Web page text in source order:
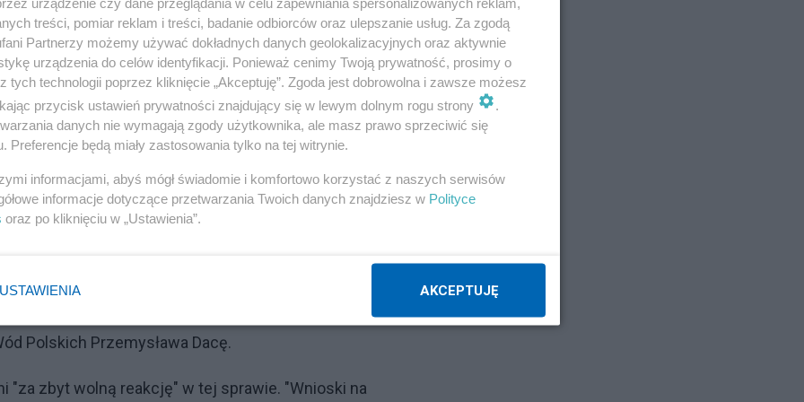
Środowiska zalecił jedynie inspektorom z
Nie wiadomo jednak, czy główny inspektor od razu
Środowiska
zdymisjonował Głównego Inspektora
Polskich Przemysława Dacę.
zbyt wolną reakcję" w tej sprawie. "Wnioski na
treści, pomiar reklam i treści, badanie odbiorców oraz ulepszanie usług. Za zgodą
Partnerzy możemy używać dokładnych danych geolokalizacyjnych oraz aktywnie
urządzenia do celów identyfikacji. Ponieważ cenimy Twoją prywatność, prosimy o
tych technologii poprzez kliknięcie „Akceptuję”. Zgoda jest dobrowolna i zawsze możesz
przycisk ustawień prywatności znajdujący się w lewym dolnym rogu strony
.
danych nie wymagają zgody użytkownika, ale masz prawo sprzeciwić się
Preferencje będą miały zastosowania tylko na tej witrynie.
informacjami, abyś mógł świadomie i komfortowo korzystać z naszych serwisów
informacje dotyczące przetwarzania Twoich danych znajdziesz w Polityce
oraz po kliknięciu w „Ustawienia”.
USTAWIENIA AKCEPTUJĘ